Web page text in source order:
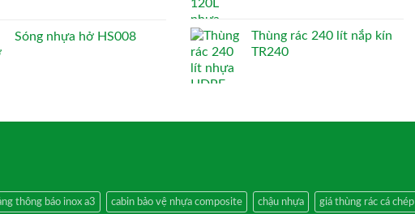
Sóng nhựa hở HS008
Thùng rác 240 lít nắp kín
TR240
thông báo inox a3 cabin bảo vệ nhựa composite chậu nhựa giá thùng rác cá chép